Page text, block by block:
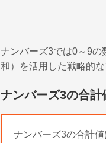
ナンバーズ3では0～9の
和）を活用した戦略的
ナンバーズ3の合計
ナンバーズ3の合計